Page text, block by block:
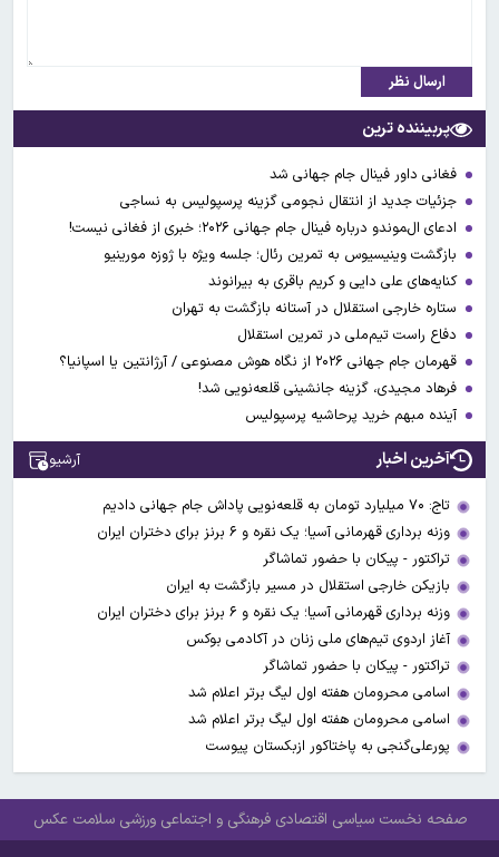
ارسال نظر
پربیننده ترین
فغانی داور فینال جام جهانی شد
جزئیات جدید از انتقال نجومی گزینه پرسپولیس به نساجی
ادعای ال‌‍موندو درباره فینال جام جهانی ۲۰۲۶؛ خبری از فغانی نیست!
بازگشت وینیسیوس به تمرین رئال؛ جلسه ویژه با ژوزه مورینیو
کنایه‌های علی دایی و کریم باقری به بیرانوند
ستاره خارجی استقلال در آستانه بازگشت به تهران
دفاع راست تیم‌ملی در تمرین استقلال
قهرمان جام جهانی ۲۰۲۶ از نگاه هوش مصنوعی / آرژانتین یا اسپانیا؟
فرهاد مجیدی، گزینه جانشینی قلعه‌نویی شد!
آینده مبهم خرید پرحاشیه پرسپولیس
آخرین اخبار آرشیو
تاج: ۷۰ میلیارد تومان به قلعه‌نویی پاداش جام جهانی دادیم
وزنه برداری قهرمانی آسیا؛ یک نقره و ۶ برنز برای دختران ایران
تراکتور - پیکان با حضور تماشاگر
بازیکن خارجی استقلال در مسیر بازگشت به ایران
وزنه برداری قهرمانی آسیا؛ یک نقره و ۶ برنز برای دختران ایران
آغاز اردوی تیم‌های ملی زنان در آکادمی بوکس
تراکتور - پیکان با حضور تماشاگر
اسامی محرومان هفته اول لیگ برتر اعلام شد
اسامی محرومان هفته اول لیگ برتر اعلام شد
پورعلی‌گنجی به پاختاکور ازبکستان پیوست
صفحه نخست سیاسی اقتصادی فرهنگی و اجتماعی ورزشی سلامت عکس